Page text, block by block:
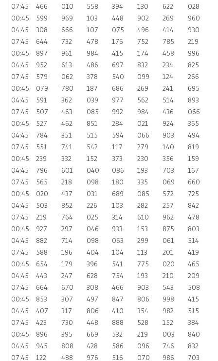
07:45
466 010 558 394 130 622
028
00:45
599 969 103 448 902 269
960
04:45
308 666 107 075 496 414
930
07:45
644 732 478 176 752 785
219
00:45
897 961 984 415 174 458
996
04:45
952 613 486 697 832 234
825
07:45
579 062 378 540 099 124
266
00:45
079 780 187 686 269 241
695
04:45
591 362 039 977 562 514
893
07:45
507 463 085 992 984 436
066
00:45
527 462 851 284 021 924
365
04:45
784 351 515 594 066 903
494
07:45
551 741 542 117 279 140
819
00:45
239 332 152 373 230 356
159
04:45
796 601 040 086 193 703
167
07:45
565 218 098 180 335 069
660
00:45
020 437 031 689 085 572
725
04:45
503 852 226 103 282 257
842
07:45
219 764 025 314 610 962
478
00:45
927 297 046 933 153 875
803
04:45
882 714 098 063 299 061
514
07:45
588 196 404 104 113 201
419
00:45
654 179 396 541 775 020
465
04:45
443 247 628 754 193 210
209
07:45
664 670 308 466 903 543
508
00:45
853 307 497 847 806 998
415
04:45
407 317 806 410 354 982
515
07:45
423 730 448 888 528 152
384
00:45
896 395 669 532 219 003
840
04:45
945 808 428 586 096 746
832
07:45
122 488 976 516 070 986 703